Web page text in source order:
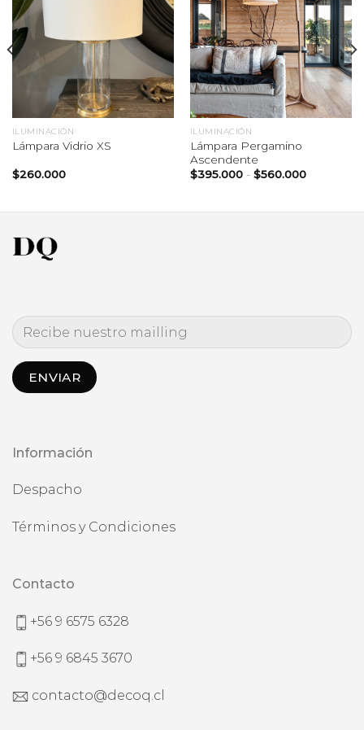
ILUMINACIÓN
Lámpara Vidrio XS
$260.000
ILUMINACIÓN
Lámpara Pergamino
Ascendente
$395.000 - $560.000Rango
Información
Despacho
Términos y Condiciones
Contacto
+56 9 6575 6328
+56 9 6845 3670
contacto@decoq.cl